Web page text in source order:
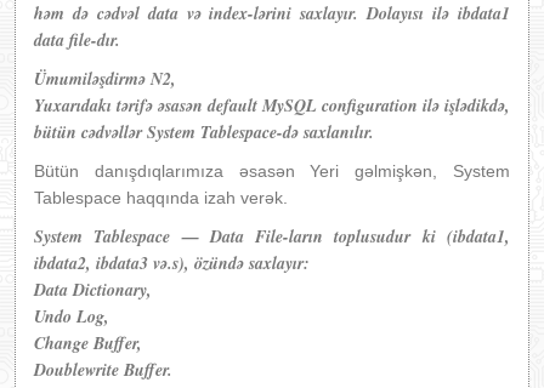
həm də cədvəl data və index-lərini saxlayır. Dolayısı ilə ibdata1
data file-dır.
Ümumiləşdirmə N2,
Yuxarıdakı tərifə əsasən default MySQL configuration ilə işlədikdə,
bütün cədvəllər System Tablespace-də saxlanılır.
Bütün danışdıqlarımıza əsasən Yeri gəlmişkən, System
Tablespace haqqında izah verək.
System Tablespace — Data File-ların toplusudur ki (ibdata1,
ibdata2, ibdata3 və.s), özündə saxlayır:
Data Dictionary,
Undo Log,
Change Buffer,
Doublewrite Buffer.